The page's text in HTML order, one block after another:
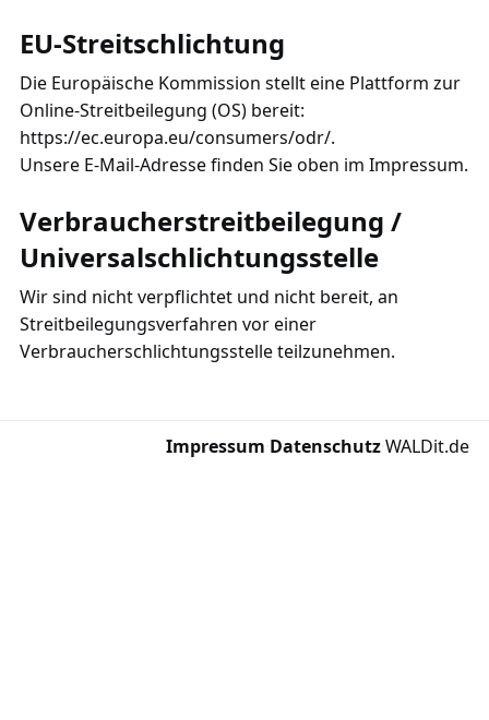
EU-Streitschlichtung
Die Europäische Kommission stellt eine Plattform zur
Online-Streitbeilegung (OS) bereit:
https://ec.europa.eu/consumers/odr/.
Unsere E-Mail-Adresse finden Sie oben im Impressum.
Verbraucherstreitbeilegung /
Universalschlichtungsstelle
Wir sind nicht verpflichtet und nicht bereit, an
Streitbeilegungsverfahren vor einer
Verbraucherschlichtungsstelle teilzunehmen.
Impressum DatenschutzWALDit.de